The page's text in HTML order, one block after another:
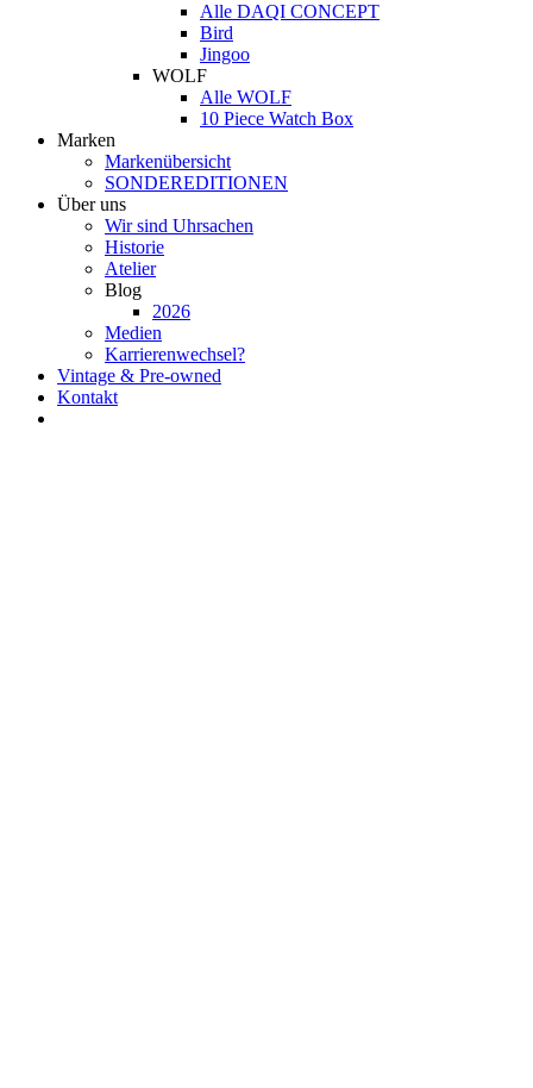
Alle DAQI CONCEPT
Bird
Jingoo
WOLF
Alle WOLF
10 Piece Watch Box
Marken
Markenübersicht
SONDEREDITIONEN
Über uns
Wir sind Uhrsachen
Historie
Atelier
Blog
2026
Medien
Karrierenwechsel?
Vintage & Pre-owned
Kontakt